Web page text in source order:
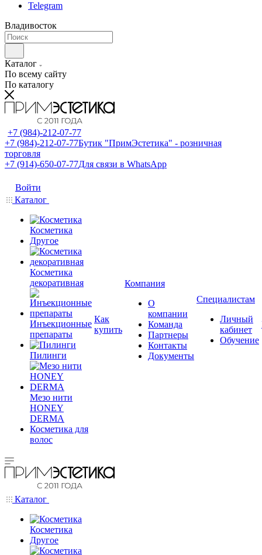
Telegram
Владивосток
Каталог
По всему сайту
По каталогу
+7 (984)-212-07-77
+7 (984)-212-07-77Бутик "ПримЭстетика" - розничная
торговля
+7 (914)-650-07-77Для связи в WhatsApp
Войти
Каталог
Косметика
Другое
Косметика
декоративная
Инъекционные
препараты
Пилинги
Мезо нити
HONEY
DERMA
Косметика для
волос
Как
купить
Компания
О
компании
Команда
Партнеры
Контакты
Документы
Специалистам
Личный
кабинет
Обучение
Каталог
Косметика
Другое